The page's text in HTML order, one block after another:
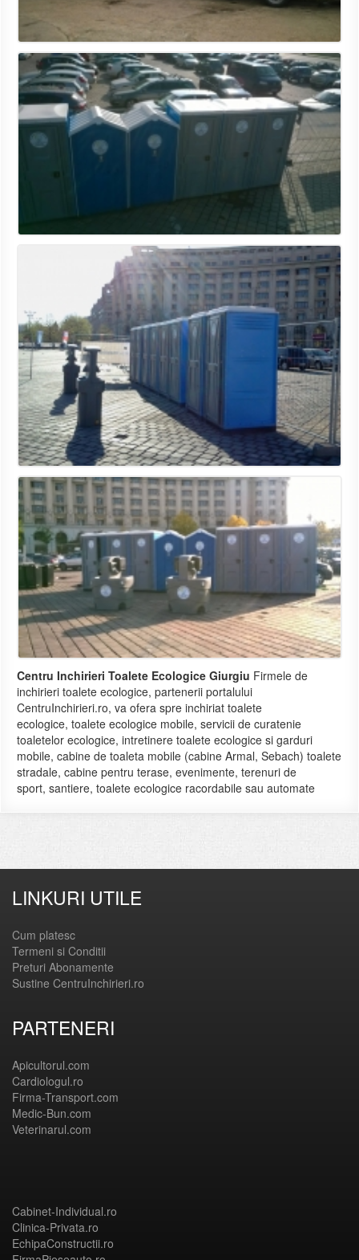
Centru Inchirieri Toalete Ecologice Giurgiu Firmele de
inchirieri toalete ecologice, partenerii portalului
CentruInchirieri.ro, va ofera spre inchiriat toalete
ecologice, toalete ecologice mobile, servicii de curatenie
toaletelor ecologice, intretinere toalete ecologice si garduri
mobile, cabine de toaleta mobile (cabine Armal, Sebach) toalete
stradale, cabine pentru terase, evenimente, terenuri de
sport, santiere, toalete ecologice racordabile sau automate
LINKURI UTILE
Cum platesc
Termeni si Conditii
Preturi Abonamente
Sustine CentruInchirieri.ro
PARTENERI
Apicultorul.com
Cardiologul.ro
Firma-Transport.com
Medic-Bun.com
Veterinarul.com
Cabinet-Individual.ro
Clinica-Privata.ro
EchipaConstructii.ro